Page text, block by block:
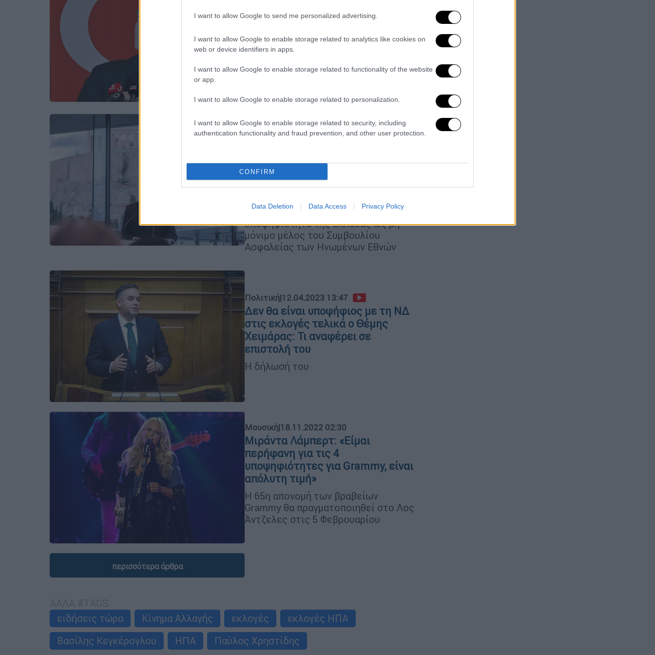
I want to allow Google to send me personalized advertising.
I want to allow Google to enable storage related to analytics like cookies on
web or device identifiers in apps.
I want to allow Google to enable storage related to functionality of the website
or app.
I want to allow Google to enable storage related to personalization.
I want to allow Google to enable storage related to security, including
authentication functionality and fraud prevention, and other user protection.
CONFIRM
Data Deletion Data Access Privacy Policy
από τις εκλογές ο Ιντζέ - Οι
Φήμες κάνουν λόγο για την ύπαρξη
ενός βίντεο με προσωπικές στιγμές
που αφορούν τον Μουχαρέμ Ιντζέ -
Πολιτική 26.04.2023 23:27
«Διάλογος, διπλωματία και
Συμβούλιο Ασφαλείας», σημειώνει
ο Δένδιας
Με φόντο τον Ιερό Βράχο της
Ακρόπολης παρουσιάστηκε απόψε η
υποψηφιότητα της Ελλάδας ως μη
μόνιμο μέλος του Συμβουλίου
Ασφαλείας των Ηνωμένων Εθνών
Πολιτική|12.04.2023 13:47
Δεν θα είναι υποψήφιος με τη ΝΔ
στις εκλογές τελικά ο Θέμης
Χειμάρας: Τι αναφέρει σε
επιστολή του
Η δήλωσή του
Μουσική|18.11.2022 02:30
Μιράντα Λάμπερτ: «Είμαι
περήφανη για τις 4
υποψηφιότητες για Grammy, είναι
απόλυτη τιμή»
Η 65η απονομή των βραβείων
Grammy θα πραγματοποιηθεί στο Λος
Άντζελες στις 5 Φεβρουαρίου
περισσότερα άρθρα
ειδήσεις τώρα
Κίνημα Αλλαγής εκλογές
εκλογές ΗΠΑ
Βασίλης Κεγκέρογλου
ΗΠΑ Παύλος Χρηστίδης